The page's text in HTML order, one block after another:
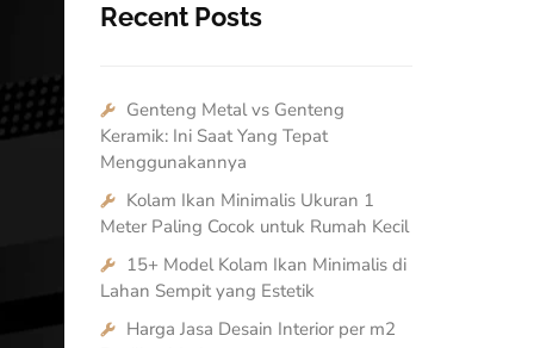
Recent Posts
Genteng Metal vs Genteng
Keramik: Ini Saat Yang Tepat
Menggunakannya
Kolam Ikan Minimalis Ukuran 1
Meter Paling Cocok untuk Rumah Kecil
15+ Model Kolam Ikan Minimalis di
Lahan Sempit yang Estetik
Harga Jasa Desain Interior per m2